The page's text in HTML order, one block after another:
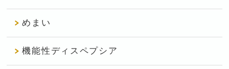
めまい
機能性ディスペプシア